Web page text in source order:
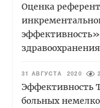
Оценка
здравоохранения
31 АВГУСТА 2020
Эффективность
больных